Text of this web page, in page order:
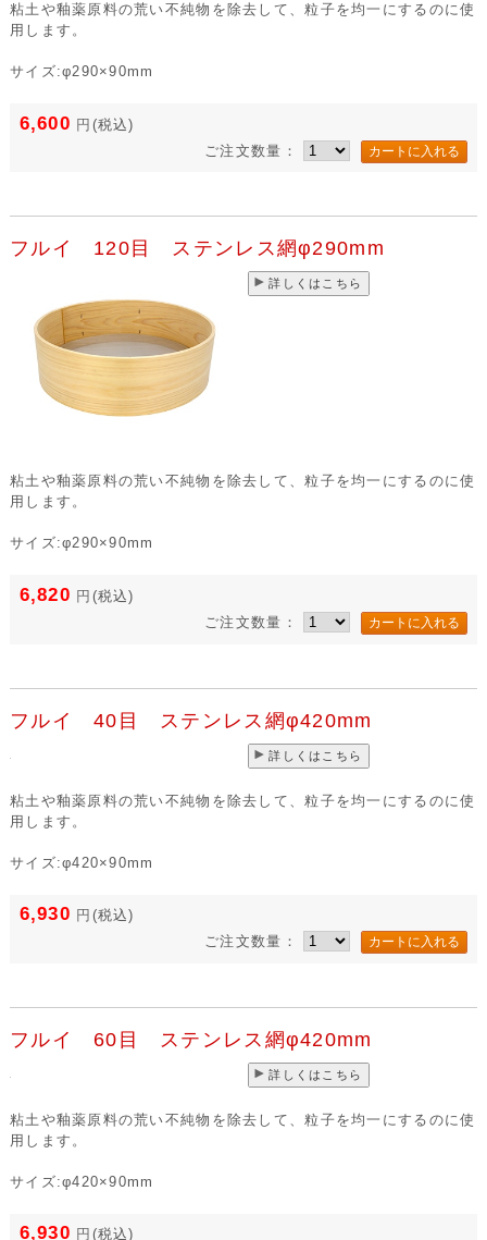
粘土や釉薬原料の荒い不純物を除去して、粒子を均一にするのに使
用します。
サイズ:φ290×90mm
6,600 円 (税込)
ご注文数量：
フルイ 120目 ステンレス網φ290mm
詳しくはこちら
粘土や釉薬原料の荒い不純物を除去して、粒子を均一にするのに使
用します。
サイズ:φ290×90mm
6,820 円 (税込)
ご注文数量：
フルイ 40目 ステンレス網φ420mm
詳しくはこちら
粘土や釉薬原料の荒い不純物を除去して、粒子を均一にするのに使
用します。
サイズ:φ420×90mm
6,930 円 (税込)
ご注文数量：
フルイ 60目 ステンレス網φ420mm
詳しくはこちら
粘土や釉薬原料の荒い不純物を除去して、粒子を均一にするのに使
用します。
サイズ:φ420×90mm
6,930 円 (税込)